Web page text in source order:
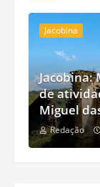
Jacobina
Jacobina:
de
Miguel
Redação